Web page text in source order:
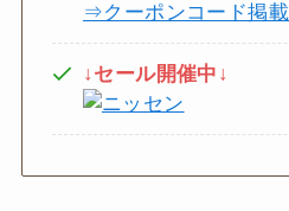
⇒クーポンコード掲
↓セール開催中↓